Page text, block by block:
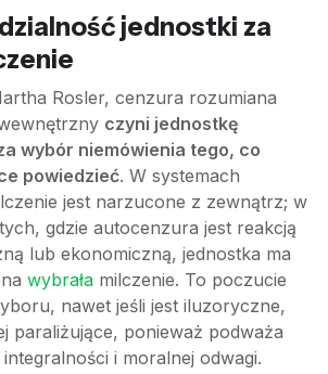
jednostki za
Rosler, cenzura rozumiana
czyni jednostkę
wybór niemówienia tego, co
powiedzieć. W systemach
jest narzucone z zewnątrz; w
gdzie autocenzura jest reakcją
lub ekonomiczną, jednostka ma
wybrała milczenie. To poczucie
nawet jeśli jest iluzoryczne,
paraliżujące, ponieważ podważa
integralności i moralnej odwagi.